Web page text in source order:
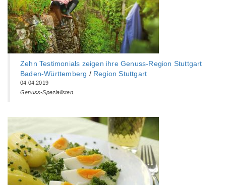
Zehn Testimonials zeigen ihre Genuss-Region Stuttgart
Baden-Württemberg‎ / Region Stuttgart
04.04.2019
Genuss-Spezialisten.